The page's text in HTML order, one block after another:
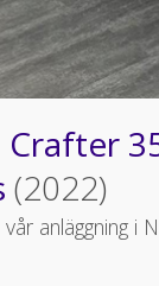
(2022)
anläggning i